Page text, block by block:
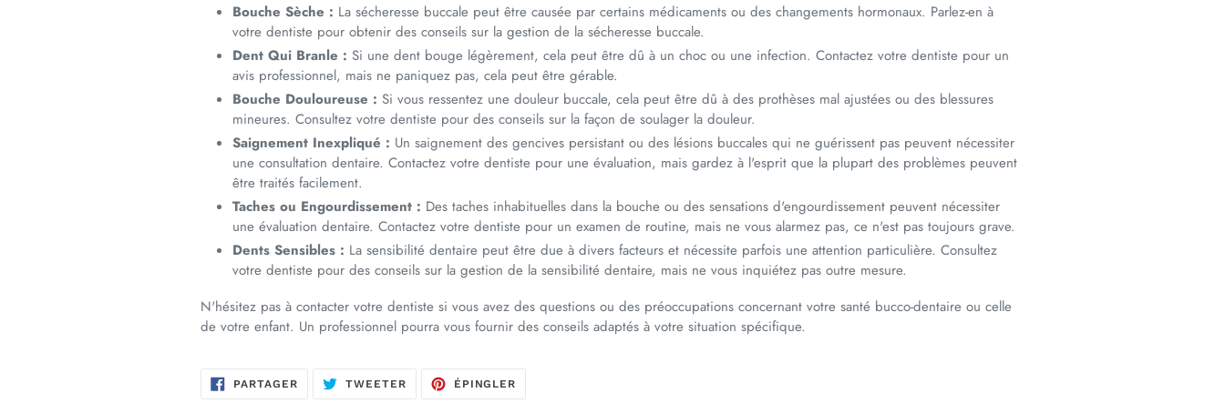
Bouche Sèche : La sécheresse buccale peut être causée par certains médicaments ou des changements hormonaux. Parlez-en à
votre dentiste pour obtenir des conseils sur la gestion de la sécheresse buccale.
Dent Qui Branle : Si une dent bouge légèrement, cela peut être dû à un choc ou une infection. Contactez votre dentiste pour un
avis professionnel, mais ne paniquez pas, cela peut être gérable.
Bouche Douloureuse : Si vous ressentez une douleur buccale, cela peut être dû à des prothèses mal ajustées ou des blessures
mineures. Consultez votre dentiste pour des conseils sur la façon de soulager la douleur.
Saignement Inexpliqué : Un saignement des gencives persistant ou des lésions buccales qui ne guérissent pas peuvent nécessiter
une consultation dentaire. Contactez votre dentiste pour une évaluation, mais gardez à l'esprit que la plupart des problèmes peuvent
être traités facilement.
Taches ou Engourdissement : Des taches inhabituelles dans la bouche ou des sensations d'engourdissement peuvent nécessiter
une évaluation dentaire. Contactez votre dentiste pour un examen de routine, mais ne vous alarmez pas, ce n'est pas toujours grave.
Dents Sensibles : La sensibilité dentaire peut être due à divers facteurs et nécessite parfois une attention particulière. Consultez
votre dentiste pour des conseils sur la gestion de la sensibilité dentaire, mais ne vous inquiétez pas outre mesure.
N'hésitez pas à contacter votre dentiste si vous avez des questions ou des préoccupations concernant votre santé bucco-dentaire ou celle
de votre enfant. Un professionnel pourra vous fournir des conseils adaptés à votre situation spécifique.
PARTAGERPARTAGERTWEETERTWEETERÉPINGLER